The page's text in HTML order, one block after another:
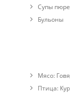
Cупы пюре
Бульоны
Мясо:
Птица: